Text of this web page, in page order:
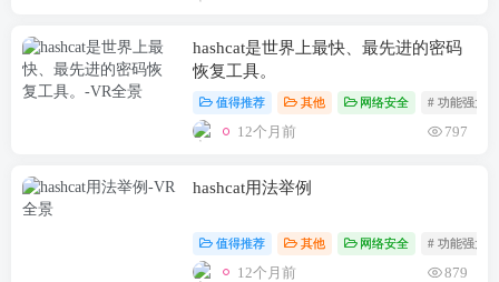
hashcat是世界上最快、最先进的密码
恢复工具。
值得推荐 其他 网络安全 # 功能强大
12个月前 797
hashcat用法举例
值得推荐 其他 网络安全 # 功能强大
12个月前 879